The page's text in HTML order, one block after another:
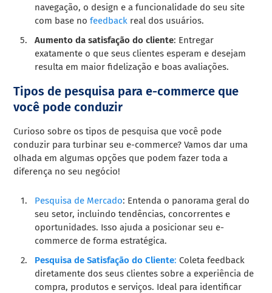
navegação, o design e a funcionalidade do seu site
com base no feedback real dos usuários.
Aumento da satisfação do cliente: Entregar
exatamente o que seus clientes esperam e desejam
resulta em maior fidelização e boas avaliações.
Tipos de pesquisa para e-commerce que
você pode conduzir
Curioso sobre os tipos de pesquisa que você pode
conduzir para turbinar seu e-commerce? Vamos dar uma
olhada em algumas opções que podem fazer toda a
diferença no seu negócio!
Pesquisa de Mercado: Entenda o panorama geral do
seu setor, incluindo tendências, concorrentes e
oportunidades. Isso ajuda a posicionar seu e-
commerce de forma estratégica.
Pesquisa de Satisfação do Cliente: Coleta feedback
diretamente dos seus clientes sobre a experiência de
compra, produtos e serviços. Ideal para identificar